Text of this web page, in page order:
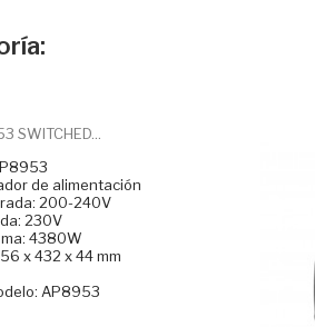
SWITCHED...
de alimentación
200-240V
230V
4380W
x 432 x 44 mm
AP8953